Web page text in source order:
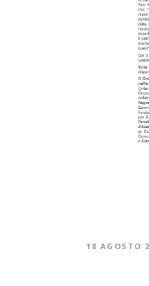
18 AGOSTO